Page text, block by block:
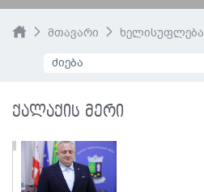
ᲡᲘᲐᲮᲚᲔᲔᲑᲘ
ᲑᲘᲣᲯᲔᲢᲘ
მთავარი ხელისუფლება
ქალაქის მერი